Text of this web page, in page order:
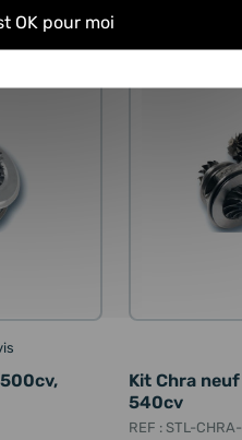
sous
Kit Chra
540cv
REF : STL-
OK pour moi